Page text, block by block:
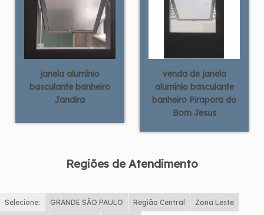
janela alumínio
basculante banheiro
Jandira
venda de janela
alumínio basculante
banheiro Pirapora do
Bom Jesus
Regiões de Atendimento
Selecione: GRANDE SÃO PAULO Região Central Zona Leste